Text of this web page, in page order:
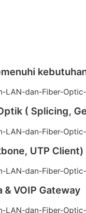
( Splicing,
UTP Client)
& VOIP Gateway